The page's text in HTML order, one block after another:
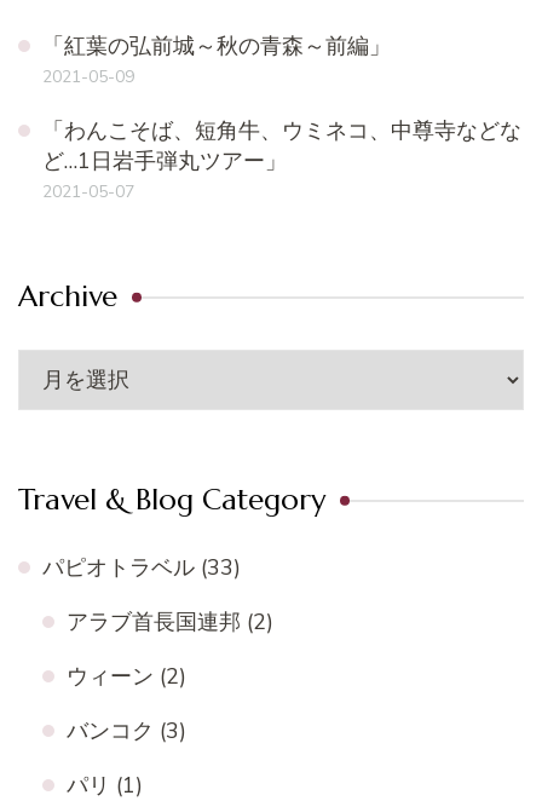
「紅葉の弘前城～秋の青森～前編」
2021-05-09
「わんこそば、短角牛、ウミネコ、中尊寺などな
ど…1日岩手弾丸ツアー」
2021-05-07
Archive
Archive
Travel & Blog Category
パピオトラベル (33)
アラブ首長国連邦 (2)
ウィーン (2)
バンコク (3)
パリ (1)